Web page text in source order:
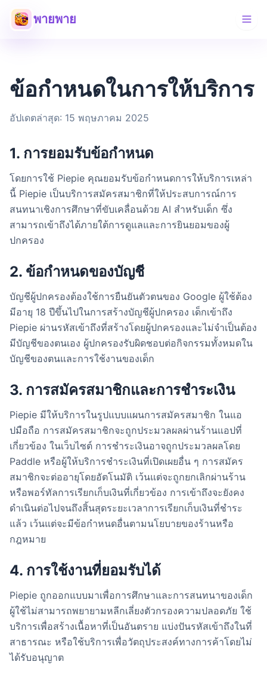
พายพาย
ข้อกำหนดในการให้บริการ
อัปเดตล่าสุด: 15 พฤษภาคม 2025
1. การยอมรับข้อกำหนด
โดยการใช้ Piepie คุณยอมรับข้อกำหนดการให้บริการเหล่า
นี้ Piepie เป็นบริการสมัครสมาชิกที่ให้ประสบการณ์การ
สนทนาเชิงการศึกษาที่ขับเคลื่อนด้วย AI สำหรับเด็ก ซึ่ง
สามารถเข้าถึงได้ภายใต้การดูแลและการยินยอมของผู้
ปกครอง
2. ข้อกำหนดของบัญชี
บัญชีผู้ปกครองต้องใช้การยืนยันตัวตนของ Google ผู้ใช้ต้อง
มีอายุ 18 ปีขึ้นไปในการสร้างบัญชีผู้ปกครอง เด็กเข้าถึง
Piepie ผ่านรหัสเข้าถึงที่สร้างโดยผู้ปกครองและไม่จำเป็นต้อง
มีบัญชีของตนเอง ผู้ปกครองรับผิดชอบต่อกิจกรรมทั้งหมดใน
บัญชีของตนและการใช้งานของเด็ก
3. การสมัครสมาชิกและการชำระเงิน
Piepie มีให้บริการในรูปแบบแผนการสมัครสมาชิก ในแอ
ปมือถือ การสมัครสมาชิกจะถูกประมวลผลผ่านร้านแอปที่
เกี่ยวข้อง ในเว็บไซต์ การชำระเงินอาจถูกประมวลผลโดย
Paddle หรือผู้ให้บริการชำระเงินที่เปิดเผยอื่น ๆ การสมัคร
สมาชิกจะต่ออายุโดยอัตโนมัติ เว้นแต่จะถูกยกเลิกผ่านร้าน
หรือพอร์ทัลการเรียกเก็บเงินที่เกี่ยวข้อง การเข้าถึงจะยังคง
ดำเนินต่อไปจนถึงสิ้นสุดระยะเวลาการเรียกเก็บเงินที่ชำระ
แล้ว เว้นแต่จะมีข้อกำหนดอื่นตามนโยบายของร้านหรือ
กฎหมาย
4. การใช้งานที่ยอมรับได้
Piepie ถูกออกแบบมาเพื่อการศึกษาและการสนทนาของเด็ก
ผู้ใช้ไม่สามารถพยายามหลีกเลี่ยงตัวกรองความปลอดภัย ใช้
บริการเพื่อสร้างเนื้อหาที่เป็นอันตราย แบ่งปันรหัสเข้าถึงในที่
สาธารณะ หรือใช้บริการเพื่อวัตถุประสงค์ทางการค้าโดยไม่
ได้รับอนุญาต